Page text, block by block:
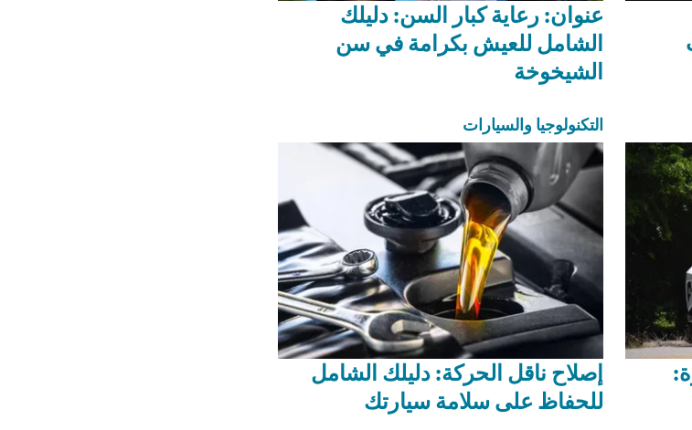
عنوان: رعاية كبار السن: دليلك
الشامل للعيش بكرامة في سن
الشيخوخة
التكنولوجيا والسيارات
إصلاح ناقل الحركة: دليلك الشامل
للحفاظ على سلامة سيارتك